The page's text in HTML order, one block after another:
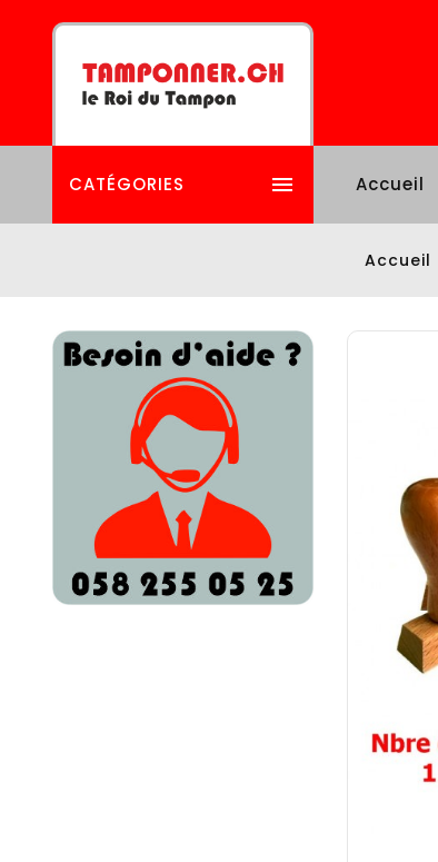
CATÉGORIES  Accueil
Accueil